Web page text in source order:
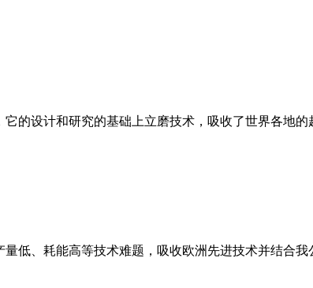
的设计和研究的基础上立磨技术，吸收了世界各地
低、耗能高等技术难题，吸收欧洲先进技术并结合